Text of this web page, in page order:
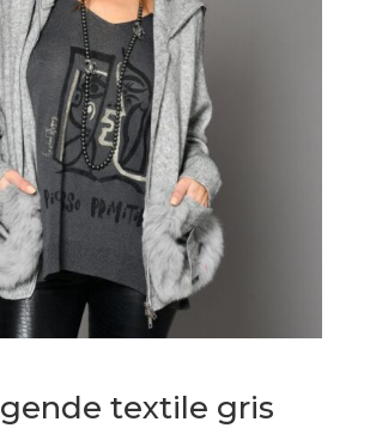
textile gris